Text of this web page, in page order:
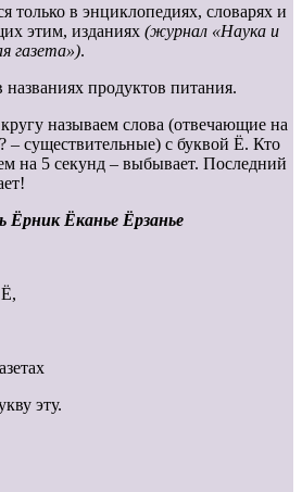
только в энциклопедиях, словарях и
этим, изданиях (журнал «Наука и
газета»).
названиях продуктов питания.
называем слова (отвечающие на
существительные) с буквой Ё. Кто
на 5 секунд – выбывает. Последний
Ёканье Ёрзанье
эту.